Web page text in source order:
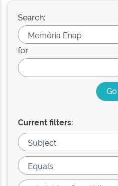
Search:
for
Current filters: